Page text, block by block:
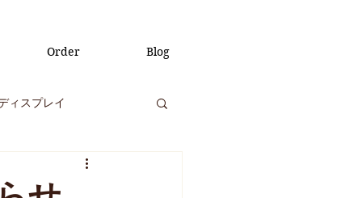
Order Blog
ィスプレイ